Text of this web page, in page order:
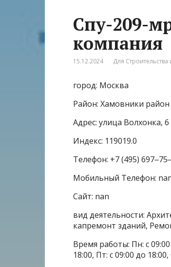
Спу-209-
компания
15.12.2024 Для
город: Москва
Район: Хамовники район
Адрес: улица Волхонка, 6
Индекс: 119019.0
Телефон: +7 (495)
Мобильный Телефон:
Сайт: nan
вид деятельности:
капремонт зданий,
Время работы: Пн: с 09:00
18:00, Пт: с 09:00 до